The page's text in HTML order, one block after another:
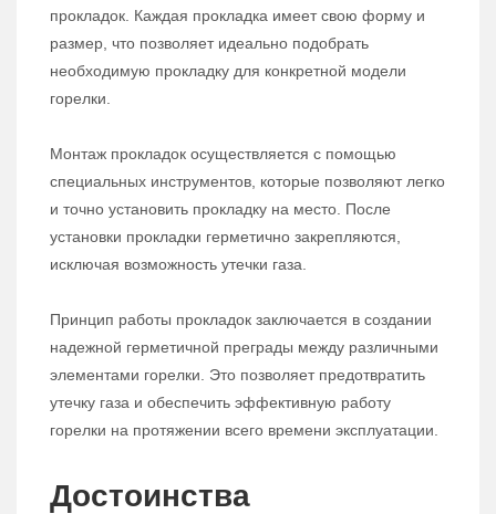
прокладок. Каждая прокладка имеет свою форму и
размер, что позволяет идеально подобрать
необходимую прокладку для конкретной модели
горелки.
Монтаж прокладок осуществляется с помощью
специальных инструментов, которые позволяют легко
и точно установить прокладку на место. После
установки прокладки герметично закрепляются,
исключая возможность утечки газа.
Принцип работы прокладок заключается в создании
надежной герметичной преграды между различными
элементами горелки. Это позволяет предотвратить
утечку газа и обеспечить эффективную работу
горелки на протяжении всего времени эксплуатации.
Достоинства